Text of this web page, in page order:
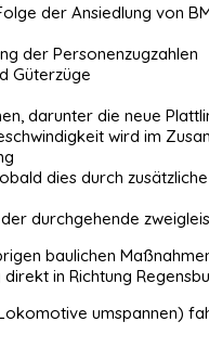
der Ansiedlung von
der Personenzugzahlen
Güterzüge
darunter die neue
wird im
dies durch
durchgehende
baulichen
in Richtung
umspannen)